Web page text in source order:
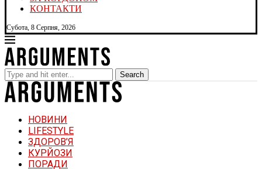
КОНТАКТИ
Субота, 8 Серпня, 2026
Search
НОВИНИ
LIFESTYLE
ЗДОРОВ’Я
КУРЙОЗИ
ПОРАДИ